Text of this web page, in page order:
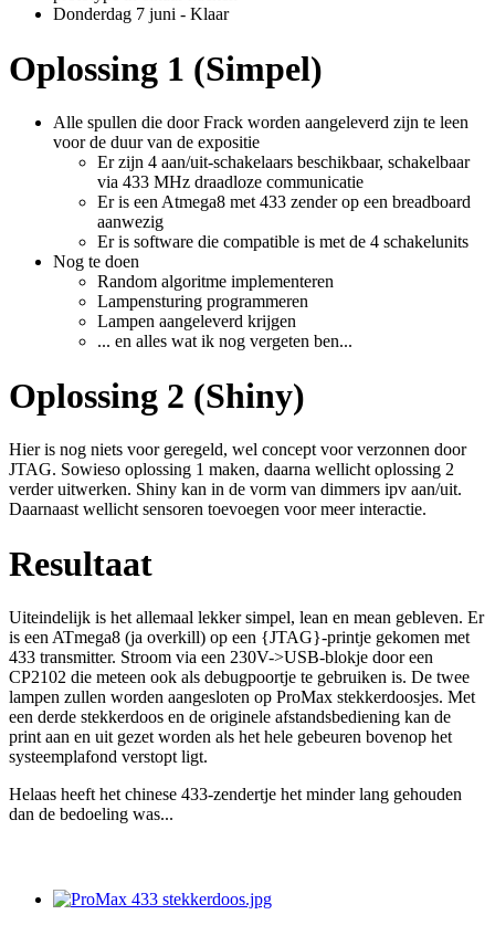
Donderdag 7 juni - Klaar
Oplossing 1 (Simpel)
Alle spullen die door Frack worden aangeleverd zijn te leen
voor de duur van de expositie
Er zijn 4 aan/uit-schakelaars beschikbaar, schakelbaar
via 433 MHz draadloze communicatie
Er is een Atmega8 met 433 zender op een breadboard
aanwezig
Er is software die compatible is met de 4 schakelunits
Nog te doen
Random algoritme implementeren
Lampensturing programmeren
Lampen aangeleverd krijgen
... en alles wat ik nog vergeten ben...
Oplossing 2 (Shiny)
Hier is nog niets voor geregeld, wel concept voor verzonnen door
JTAG. Sowieso oplossing 1 maken, daarna wellicht oplossing 2
verder uitwerken. Shiny kan in de vorm van dimmers ipv aan/uit.
Daarnaast wellicht sensoren toevoegen voor meer interactie.
Resultaat
Uiteindelijk is het allemaal lekker simpel, lean en mean gebleven. Er
is een ATmega8 (ja overkill) op een {JTAG}-printje gekomen met
433 transmitter. Stroom via een 230V->USB-blokje door een
CP2102 die meteen ook als debugpoortje te gebruiken is. De twee
lampen zullen worden aangesloten op ProMax stekkerdoosjes. Met
een derde stekkerdoos en de originele afstandsbediening kan de
print aan en uit gezet worden als het hele gebeuren bovenop het
systeemplafond verstopt ligt.
Helaas heeft het chinese 433-zendertje het minder lang gehouden
dan de bedoeling was...